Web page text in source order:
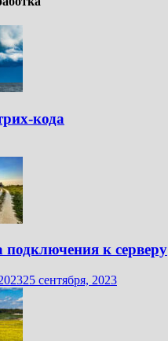
кода
подключения к серверу
25 сентября, 2023